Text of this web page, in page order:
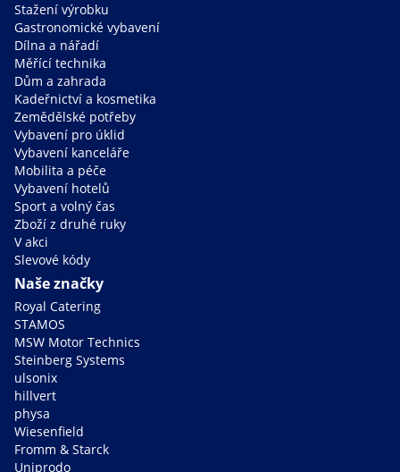
Stažení výrobku
Gastronomické vybavení
Dílna a nářadí
Měřící technika
Dům a zahrada
Kadeřnictví a kosmetika
Zemědělské potřeby
Vybavení pro úklid
Vybavení kanceláře
Mobilita a péče
Vybavení hotelů
Sport a volný čas
Zboží z druhé ruky
V akci
Slevové kódy
Naše značky
Royal Catering
STAMOS
MSW Motor Technics
Steinberg Systems
ulsonix
hillvert
physa
Wiesenfield
Fromm & Starck
Uniprodo